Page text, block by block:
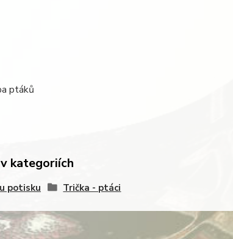
ptáků
kategoriích
potisku Trička - ptáci